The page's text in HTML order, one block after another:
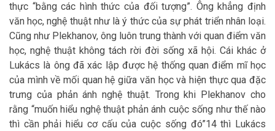
thực “bằng các hình thức của đối tượng”. Ông khẳng định
văn học, nghệ thuật như là ý thức của sự phát triển nhân loại.
Cũng như Plekhanov, ông luôn trung thành với quan điểm văn
học, nghệ thuật không tách rời đời sống xã hội. Cái khác ở
Lukács là ông đã xác lập được hệ thống quan điểm mĩ học
của mình về mối quan hệ giữa văn học và hiện thực qua đặc
trưng của phản ánh nghệ thuật. Trong khi Plekhanov cho
rằng “muốn hiểu nghệ thuật phản ánh cuộc sống như thế nào
thì cần phải hiểu cơ cấu của cuộc sống đó”14 thì Lukács